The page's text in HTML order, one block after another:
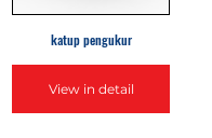
katup pengukur
View in detail